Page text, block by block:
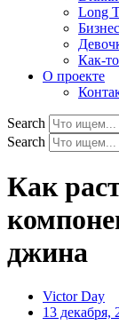
Long
Как-
О проекте
Search
Search
Как
джина
Victor Day
13 декабря,